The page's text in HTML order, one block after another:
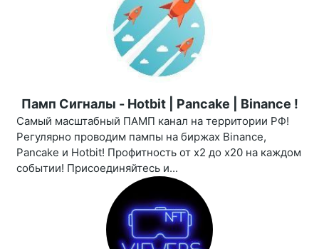
Памп Сигналы - Hotbit | Pancake | Binance !
Самый масштабный ПАМП канал на территории РФ!
Регулярно проводим пампы на биржах Binance,
Pancake и Hotbit! Профитность от х2 до х20 на каждом
событии! Присоединяйтесь и...